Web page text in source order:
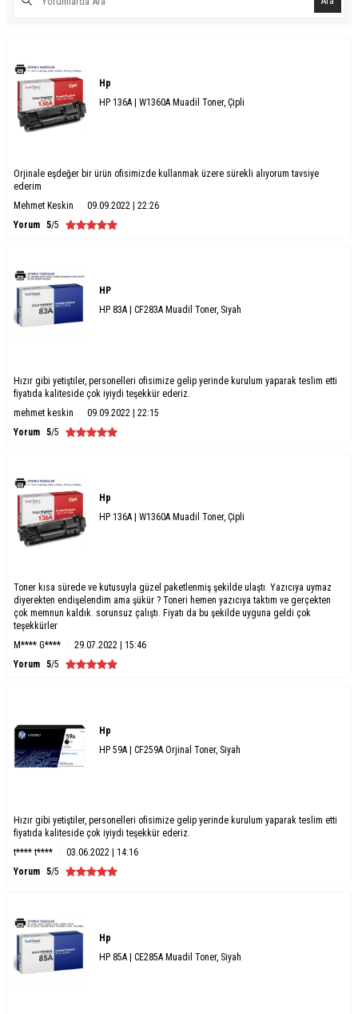
Hp
HP 136A | W1360A Muadil Toner, Çipli
Orjinale eşdeğer bir ürün ofisimizde kullanmak üzere sürekli alıyorum tavsiye
ederim
Mehmet Keskin
09.09.2022 | 22:26
Yorum 5/5
HP
HP 83A | CF283A Muadil Toner, Siyah
Hızır gibi yetiştiler, personelleri ofisimize gelip yerinde kurulum yaparak teslim etti
fiyatıda kaliteside çok iyiydi teşekkür ederiz.
mehmet keskin
09.09.2022 | 22:15
Yorum 5/5
Hp
HP 136A | W1360A Muadil Toner, Çipli
Toner kısa sürede ve kutusuyla güzel paketlenmiş şekilde ulaştı. Yazıcıya uymaz
diyerekten endişelendim ama şükür ? Toneri hemen yazıcıya taktım ve gerçekten
çok memnun kaldık. sorunsuz çalıştı. Fiyatı da bu şekilde uyguna geldi çok
teşekkürler
M**** G****
29.07.2022 | 15:46
Yorum 5/5
Hp
HP 59A | CF259A Orjinal Toner, Siyah
Hızır gibi yetiştiler, personelleri ofisimize gelip yerinde kurulum yaparak teslim etti
fiyatıda kaliteside çok iyiydi teşekkür ederiz.
t**** t****
03.06.2022 | 14:16
Yorum 5/5
Hp
HP 85A | CE285A Muadil Toner, Siyah